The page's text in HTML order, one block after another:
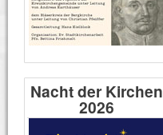
Nacht der Kirchen
2026